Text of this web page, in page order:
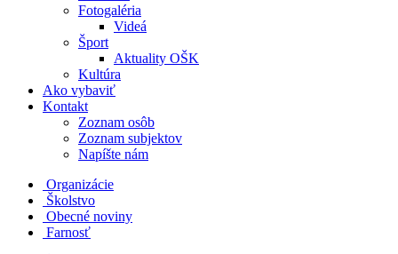
Fotogaléria
Videá
Šport
Aktuality OŠK
Kultúra
Ako vybaviť
Kontakt
Zoznam osôb
Zoznam subjektov
Napíšte nám
Organizácie
Školstvo
Obecné noviny
Farnosť